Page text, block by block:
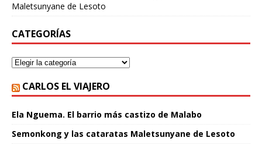
Maletsunyane de Lesoto
CATEGORÍAS
CARLOS EL VIAJERO
Ela Nguema. El barrio más castizo de Malabo
Semonkong y las cataratas Maletsunyane de Lesoto